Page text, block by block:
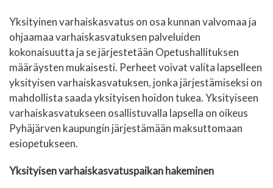
Yksityinen varhaiskasvatus on osa kunnan valvomaa ja
ohjaamaa varhaiskasvatuksen palveluiden
kokonaisuutta ja se järjestetään Opetushallituksen
määräysten mukaisesti. Perheet voivat valita lapselleen
yksityisen varhaiskasvatuksen, jonka järjestämiseksi on
mahdollista saada yksityisen hoidon tukea. Yksityiseen
varhaiskasvatukseen osallistuvalla lapsella on oikeus
Pyhäjärven kaupungin järjestämään maksuttomaan
esiopetukseen.
Yksityisen varhaiskasvatuspaikan hakeminen